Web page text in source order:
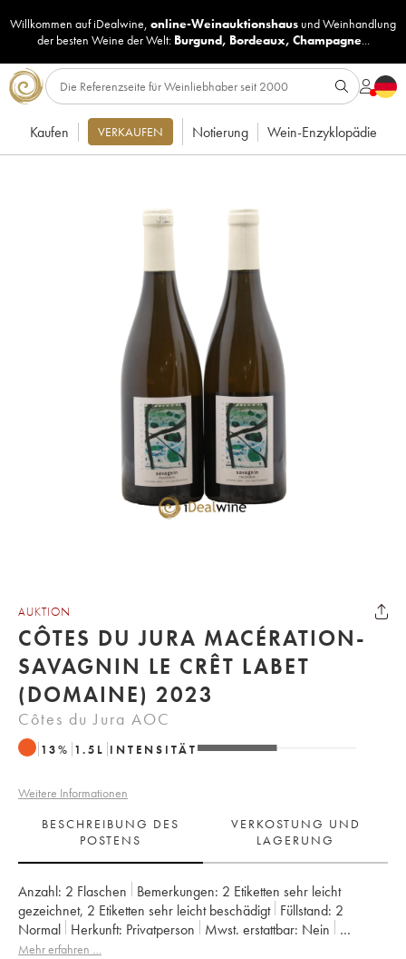
Willkommen auf iDealwine, online-Weinauktionshaus undWeinhandlung
der besten Weine der Welt: Burgund, Bordeaux, Champagne...
Kaufen VERKAUFEN Notierung Wein-Enzyklopädie
AUKTION
CÔTES DU JURA MACÉRATION-
SAVAGNIN LE CRÊT LABET
(DOMAINE) 2023
Côtes du Jura AOC
13% 1.5 L INTENSITÄT
Weitere Informationen
BESCHREIBUNG DES
POSTENS
VERKOSTUNG UND
LAGERUNG
Anzahl: 2 Flaschen Bemerkungen: 2 Etiketten sehr leicht
gezeichnet, 2 Etiketten sehr leicht beschädigt Füllstand: 2
Normal
Herkunft: privatperson Mwst. erstattbar:
nein
Region: Jura
Mehr erfahren …